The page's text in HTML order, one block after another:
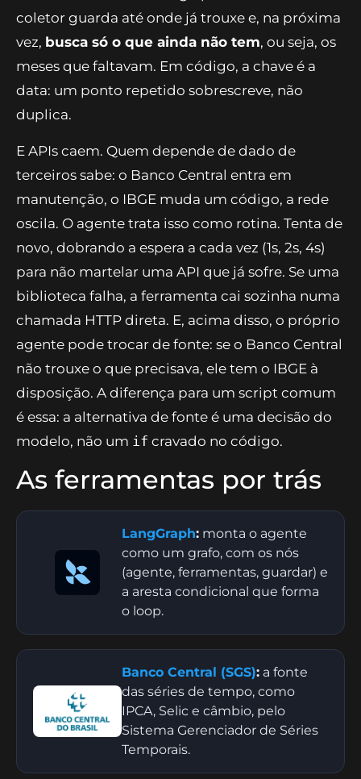
coletor guarda até onde já trouxe e, na próxima
vez, busca só o que ainda não tem, ou seja, os
meses que faltavam. Em código, a chave é a
data: um ponto repetido sobrescreve, não
duplica.
E APIs caem. Quem depende de dado de
terceiros sabe: o Banco Central entra em
manutenção, o IBGE muda um código, a rede
oscila. O agente trata isso como rotina. Tenta de
novo, dobrando a espera a cada vez (1s, 2s, 4s)
para não martelar uma API que já sofre. Se uma
biblioteca falha, a ferramenta cai sozinha numa
chamada HTTP direta. E, acima disso, o próprio
agente pode trocar de fonte: se o Banco Central
não trouxe o que precisava, ele tem o IBGE à
disposição. A diferença para um script comum
é essa: a alternativa de fonte é uma decisão do
modelo, não um if cravado no código.
As ferramentas por trás
LangGraph: monta o agente
como um grafo, com os nós
(agente, ferramentas, guardar) e
a aresta condicional que forma
o loop.
Banco Central (SGS): a fonte
das séries de tempo, como
IPCA, Selic e câmbio, pelo
Sistema Gerenciador de Séries
Temporais.